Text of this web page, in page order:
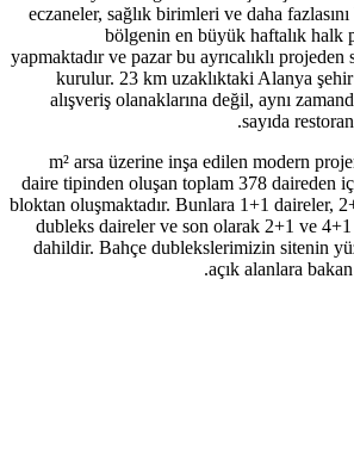
eczaneler, sağlık birimleri ve daha
bölgenin en büyük haftalık halk
yapmaktadır ve pazar bu ayrıcalıklı projeden
kurulur. 23 km uzaklıktaki Alanya
alışveriş olanaklarına değil, aynı
sayıda
19.382.48 m² arsa üzerine inşa edilen modern
daire tipinden oluşan toplam 378 daireden
bloktan oluşmaktadır. Bunlara 1+1 daireler,
dubleks daireler ve son olarak 2+1 ve
dahildir. Bahçe dublekslerimizin sitenin
açık alanlara